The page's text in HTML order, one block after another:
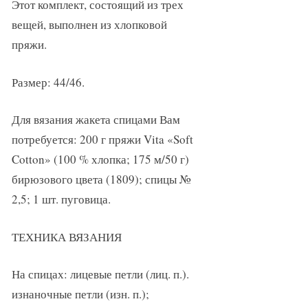
Этот комплект, состоящий из трех
вещей, выполнен из хлопковой
пряжи.
Размер: 44/46.
Для вязания жакета спицами Вам
потребуется: 200 г пряжи Vita «Soft
Cotton» (100 % хлопка; 175 м/50 г)
бирюзового цвета (1809); спицы №
2,5; 1 шт. пуговица.
ТЕХНИКА ВЯЗАНИЯ
На спицах: лицевые петли (лиц. п.).
изнаночные петли (изн. п.);